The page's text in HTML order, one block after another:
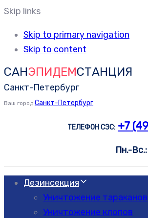
Skip links
Skip to primary navigation
Skip to content
САНЭПИДЕМСТАНЦИЯ
Санкт-Петербург
Ваш город Санкт-Петербург
ТЕЛЕФОН СЭС: +7
Пн.-
Дезинсекция
Уничтожение тараканов
Уничтожение клопов